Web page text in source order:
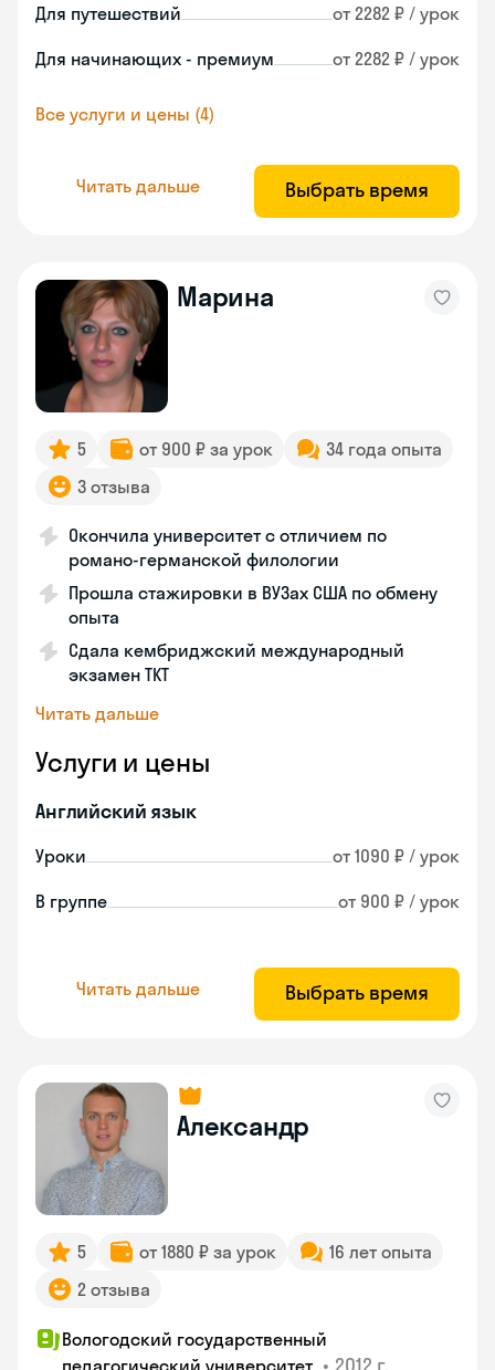
Для путешествий от 2282 ₽ / урок
Для начинающих - премиум от 2282 ₽ / урок
Все услуги и цены (4)
Читать дальше Выбрать время
Марина
5 от 900 ₽ за урок
34 года опыта
3 отзыва
Окончила университет с отличием по
романо-германской филологии
Прошла стажировки в ВУЗах США по обмену
опыта
Сдала кембриджский международный
экзамен TKT
Читать дальше
Услуги и цены
Английский язык
Уроки от 1090 ₽ / урок
В группе от 900 ₽ / урок
Читать дальше Выбрать время
Александр
5 от 1880 ₽ за урок
16 лет опыта
2 отзыва
Вологодский государственный
педагогический университет